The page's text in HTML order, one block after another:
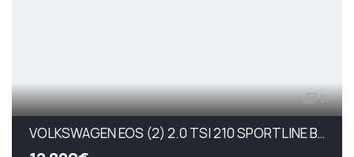
1
VOLKSWAGEN EOS (2) 2.0 TSI 210 SPORTLINE BVM